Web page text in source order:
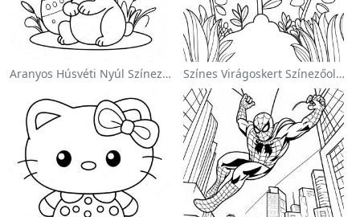
Aranyos Húsvéti Nyúl Színezőoldalon Színes Virágoskert Színezőoldalon